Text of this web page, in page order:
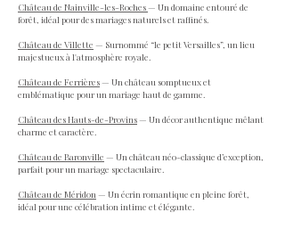
Château de Nainville-les-Roches— Un domaine entouré de
forêt, idéal pour des mariages naturels et raffinés.
Château de Villette — Surnommé “le petit Versailles”, un lieu
majestueux à l'atmosphère royale.
Château de Ferrières— Un château somptueux et
emblématique pour un mariage haut de gamme.
Château des Hauts-de-Provins— Un décor authentique mêlant
charme et caractère.
Château de Baronville — Un château néo-classique d’exception,
parfait pour un mariage spectaculaire.
Château de Méridon— Un écrin romantique en pleine forêt,
idéal pour une célébration intime et élégante.